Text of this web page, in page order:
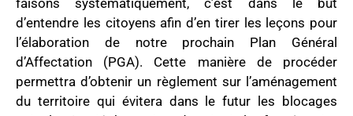
d’entendre les citoyens afin d’en tirer les leçons pour
l’élaboration de notre prochain Plan Général
d’Affectation (PGA). Cette manière de procéder
permettra d’obtenir un règlement sur l’aménagement
du territoire qui évitera dans le futur les blocages